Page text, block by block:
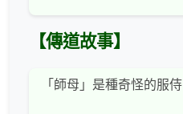
【傳道故事】
「師母」是種奇怪的服侍